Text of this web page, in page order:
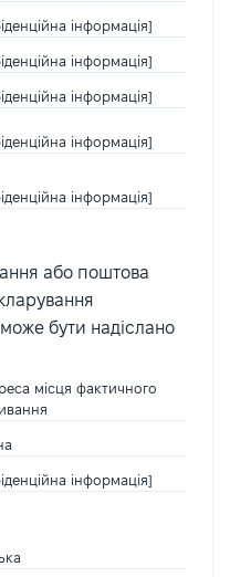
інформація]
інформація]
інформація]
інформація]
інформація]
або поштова
бути надіслано
місця фактичного
інформація]